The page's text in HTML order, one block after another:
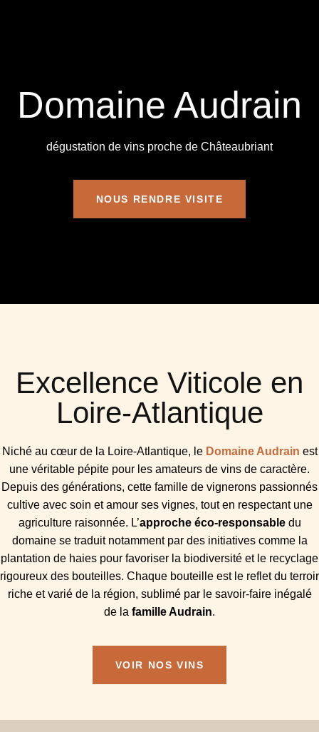
Domaine Audrain
dégustation de vins proche de Châteaubriant
NOUS RENDRE VISITE
Excellence Viticole en
Loire-Atlantique
Niché au cœur de la Loire-Atlantique, le Domaine Audrain est
une véritable pépite pour les amateurs de vins de caractère.
Depuis des générations, cette famille de vignerons passionnés
cultive avec soin et amour ses vignes, tout en respectant une
agriculture raisonnée. L’approche éco-responsabledu
domaine se traduit notamment par des initiatives comme la
plantation de haies pour favoriser la biodiversité et le recyclage
rigoureux des bouteilles. Chaque bouteille est le reflet du terroir
riche et varié de la région, sublimé par le savoir-faire inégalé
de la famille Audrain.
VOIR NOS VINS